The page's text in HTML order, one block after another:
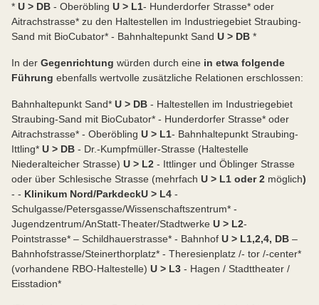
* U > DB - Oberöbling U > L1- Hunderdorfer Strasse* oder
Aitrachstrasse* zu den Haltestellen im Industriegebiet Straubing-
Sand mit BioCubator* - Bahnhaltepunkt Sand U > DB *
In der Gegenrichtung würden durch eine in etwa folgende
Führung ebenfalls wertvolle zusätzliche Relationen erschlossen:
Bahnhaltepunkt Sand* U > DB - Haltestellen im Industriegebiet
Straubing-Sand mit BioCubator* - Hunderdorfer Strasse* oder
Aitrachstrasse* - Oberöbling U > L1- Bahnhaltepunkt Straubing-
Ittling* U > DB - Dr.-Kumpfmüller-Strasse (Haltestelle
Niederalteicher Strasse) U > L2 - Ittlinger und Öblinger Strasse
oder über Schlesische Strasse (mehrfach U > L1 oder 2 möglich)
- - Klinikum Nord/ParkdeckU > L4 -
Schulgasse/Petersgasse/Wissenschaftszentrum* -
Jugendzentrum/AnStatt-Theater/Stadtwerke U > L2-
Pointstrasse* – Schildhauerstrasse* - Bahnhof U > L1,2,4, DB –
Bahnhofstrasse/Steinerthorplatz* - Theresienplatz /- tor /-center*
(vorhandene RBO-Haltestelle) U > L3 - Hagen / Stadttheater /
Eisstadion*